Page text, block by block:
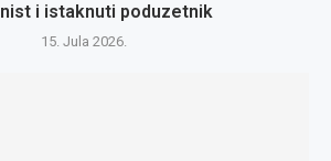
i istaknuti poduzetnik
15. Jula 2026.